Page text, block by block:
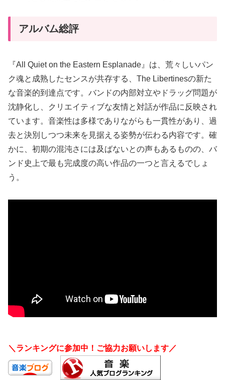
アルバム総評
『All Quiet on the Eastern Esplanade』は、荒々しいパン
ク魂と成熟したセンスが共存する、The Libertinesの新た
な音楽的到達点です。バンドの内部対立やドラッグ問題が
沈静化し、クリエイティブな友情と対話が作品に反映され
ています。音楽性は多様でありながらも一貫性があり、過
去と決別しつつ未来を見据える姿勢が伝わる内容です。確
かに、初期の混沌さには及ばないとの声もあるものの、バ
ンド史上で最も完成度の高い作品の一つと言えるでしょ
う。
＼ランキングに参加中！ご協力お願いします／